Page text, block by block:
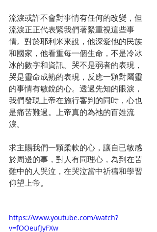
流淚或許不會對事情有任何的改變，但
流淚正正代表緊我們著緊重視這些事
情。對於耶利米來說，他深愛他的民族
和國家，他看重每一個生命，不是冷冰
冰的數字和資訊。哭不是弱者的表現，
哭是靈命成熟的表現，反應一顆對屬靈
的事情有敏銳的心。透過先知的眼淚，
我們發現上帝在施行審判的同時，心也
是痛苦難過。上帝真的為祂的百姓流
淚。
求主賜我們一顆柔軟的心，讓自已敏感
於周邊的事，對人有同理心，為到在苦
難中的人哭泣，在哭泣當中祈禱和學習
仰望上帝。
https://www.youtube.com/watch?
v=fOOeufJyFXw